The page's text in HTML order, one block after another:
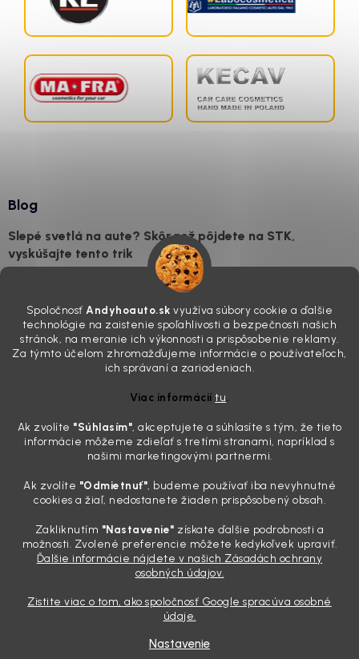
Spoločnosť Andyhoauto.sk využíva súbory cookie a ďalšie
technológie na zaistenie spoľahlivosti a bezpečnosti našich
stránok, na meranie ich výkonnosti a prispôsobenie reklamy.
Za týmto účelom zhromažďujeme informácie o používateľoch,
ich správaní a zariadeniach.
Viac informáciítu.
Ak zvolíte "Súhlasím", akceptujete a súhlasíte s tým, že tieto
informácie môžeme zdieľať s tretími stranami, napríklad s
našimi marketingovými partnermi.
Ak zvolíte "Odmietnuť", budeme používať iba nevyhnutné
cookies a žiaľ, nedostanete žiaden prispôsobený obsah.
Zakliknutím "Nastavenie" získate ďalšie podrobnosti a
možnosti. Zvolené preferencie môžete kedykoľvek upraviť.
Ďalšie informácie nájdete v našich Zásadách ochrany
osobných údajov.
Zistite viac o tom, ako spoločnosť Google spracúva osobné
údaje.
Nastavenie
Blog
Slepé svetlá na aute? Skôr než pôjdete na STK,
vyskúšajte tento trik
skutočnosti je? Často za to môžu práve „slepé“ svetlomety. Ten
mliečny, drsný povrch nie je len estetická vada. Keď slnko a soľ urobia
svoje, plexisklo začne svetlo rozptyľovať namiesto to...
Zabudnite na handru. Ak chcete mať auto naozaj čisté,
Poznáte ten moment. Vonku svieti slnko, vy sedíte v čerstvo
„upratanom“ aute, no pri pohľade na palubnú dosku vás ide poraziť. V
mriežkach ventilácie, okolo tlačidiel a v švíkoch sedačiek na vás stále
drzo pozerá prach. Handra ani vysávač tam jednodu...
Detailing nemusí stáť výplatu: 5 kúskov autokozmetiky,
31.7.2026
Sobotné ráno, káva v ruke a pred vami zaprášená kapota. Pre
niekoho nuda, pre nás najlepší relax. Lenže keď si v košíku spočítate
pokaziť náladu. Dobrá správa je, že aj profi výbava ...